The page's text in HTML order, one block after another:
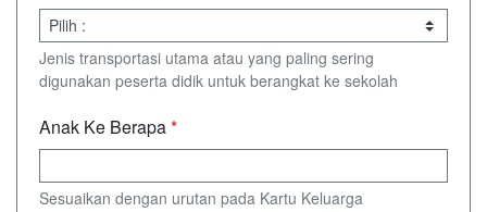
Jenis transportasi utama atau yang paling sering
digunakan peserta didik untuk berangkat ke sekolah
Anak Ke Berapa*
Sesuaikan dengan urutan pada Kartu Keluarga